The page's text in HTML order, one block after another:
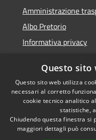
Amministrazione
Albo Pretorio
Informativa privacy
Dichiarazione di
RSS
Accessibilità
Questo sito
Questo sito web utilizza
necessari al corretto
cookie tecnico analitico
statistiche,
Chiudendo questa finestra si
maggiori dettagli può